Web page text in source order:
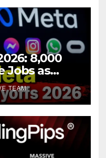
8,000
Jobs as
TEAM